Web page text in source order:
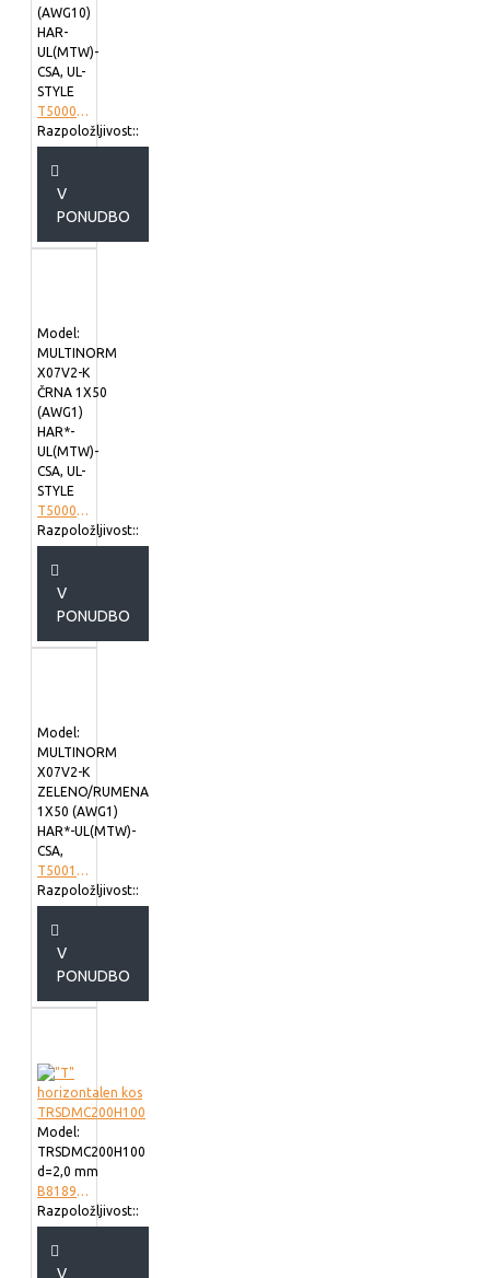
(AWG10)
HAR-
UL(MTW)-
CSA, UL-
STYLE
T5000670
Razpoložljivost::
V
PONUDBO
Model:
MULTINORM
X07V2-K
ČRNA 1X50
(AWG1)
HAR*-
UL(MTW)-
CSA, UL-
STYLE
T5000973
Razpoložljivost::
V
PONUDBO
Model:
MULTINORM
X07V2-K
ZELENO/RUMENA
1X50 (AWG1)
HAR*-UL(MTW)-
CSA,
T5001027
Razpoložljivost::
V
PONUDBO
Model:
TRSDMC200H100
d=2,0 mm
B818920
Razpoložljivost::
V